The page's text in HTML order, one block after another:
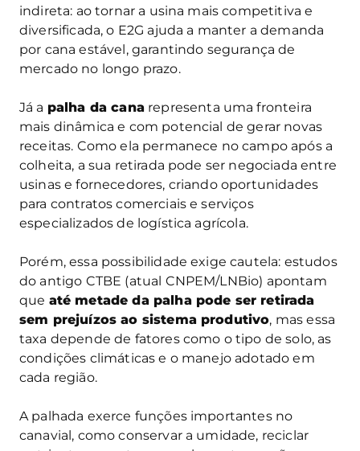
indireta: ao tornar a usina mais competitiva e
diversificada, o E2G ajuda a manter a demanda
por cana estável, garantindo segurança de
mercado no longo prazo.
Já a palha da canarepresenta uma fronteira
mais dinâmica e com potencial de gerar novas
receitas. Como ela permanece no campo após a
colheita, a sua retirada pode ser negociada entre
usinas e fornecedores, criando oportunidades
para contratos comerciais e serviços
especializados de logística agrícola.
Porém, essa possibilidade exige cautela: estudos
do antigo CTBE (atual CNPEM/LNBio) apontam
que até metade da palha pode ser retirada
sem prejuízos ao sistema produtivo, mas essa
taxa depende de fatores como o tipo de solo, as
condições climáticas e o manejo adotado em
cada região.
A palhada exerce funções importantes no
canavial, como conservar a umidade, reciclar